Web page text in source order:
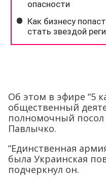
Об этом в эфире “5
общественный
полномочный
Павлычко.
“Единственная
была Украинская
подчеркнул он.